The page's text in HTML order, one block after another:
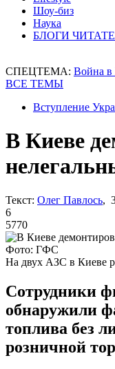
Шоу-биз
Наука
БЛОГИ
СПЕЦТЕМА: Война в
ВСЕ ТЕМЫ
Вступление
В Киеве
Текст: Олег Павлось,
6
5770
Фото: ГФС
На двух АЗС в Киеве
Сотрудники
обнаружили
топлива без
розничной